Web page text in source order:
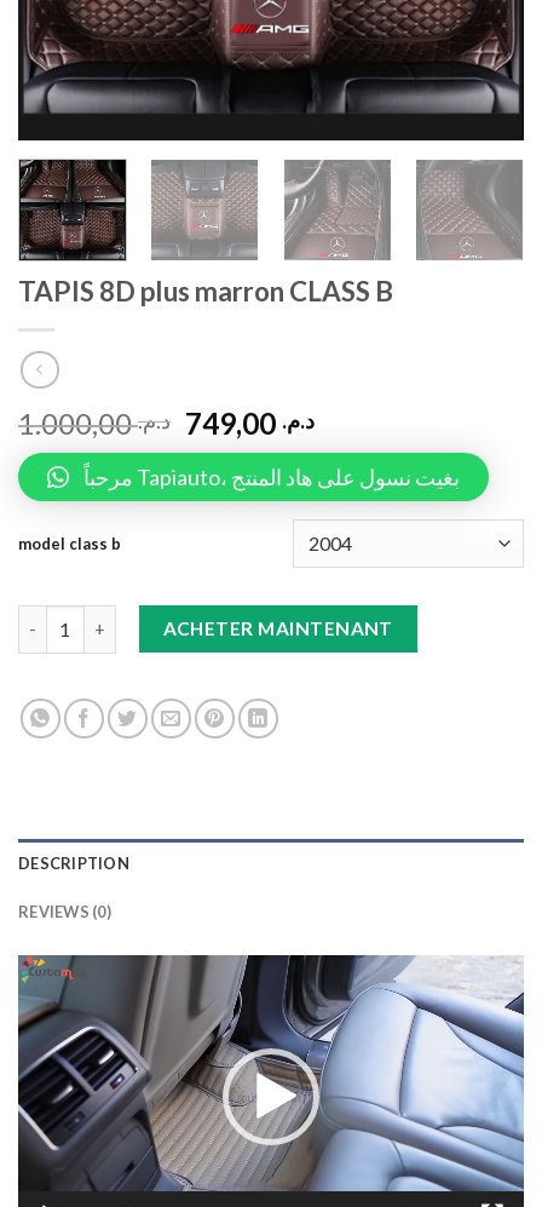
TAPIS 8D plus marron CLASS B
د.م.1.000,00 د.م.
مرحباً Tapiauto، بغيت نسول على هاد المنتج
model class b
TAPIS 8D plus marron CLASS B quantity
ACHETER MAINTENANT
DESCRIPTION
REVIEWS (0)
Lecteur
vidéo